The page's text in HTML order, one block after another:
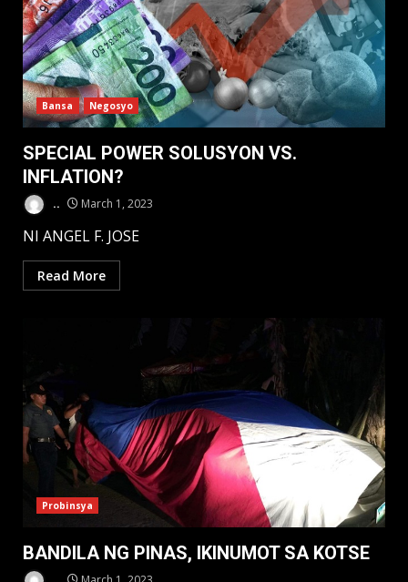
Bansa Negosyo
SPECIAL POWER SOLUSYON VS.
INFLATION?
.. March 1, 2023
NI ANGEL F. JOSE
Read More
Probinsya
BANDILA NG PINAS, IKINUMOT SA KOTSE